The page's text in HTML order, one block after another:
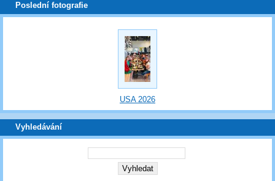
Poslední fotografie
USA 2026
Vyhledávání